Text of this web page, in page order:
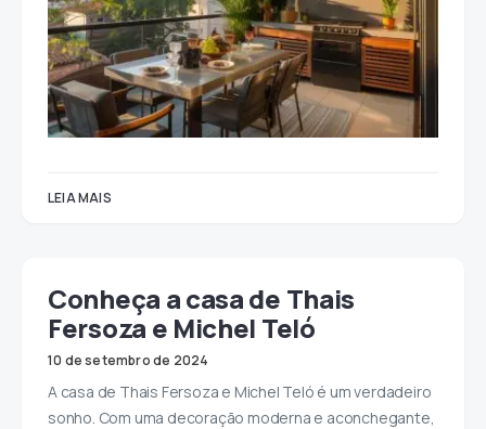
LEIA MAIS
Conheça a casa de Thais
Fersoza e Michel Teló
10 de setembro de 2024
A casa de Thais Fersoza e Michel Teló é um verdadeiro
sonho. Com uma decoração moderna e aconchegante,